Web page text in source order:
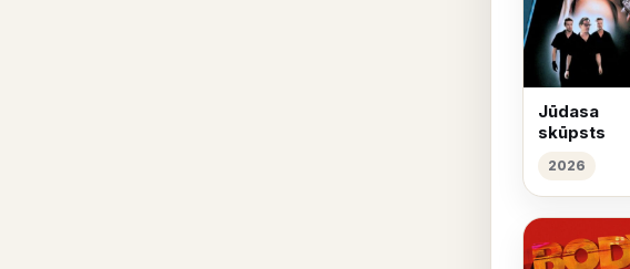
Jūdasa
skūpsts
2026